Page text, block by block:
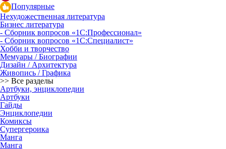
Популярные
Нехудожественная литература
Бизнес литература
- Сборник вопросов «1С:Профессионал»
- Сборник вопросов «1С:Специалист»
Хобби и творчество
Мемуары / Биографии
Дизайн / Архитектура
Живопись / Графика
>> Все разделы
Артбуки, энциклопедии
Артбуки
Гайды
Энциклопедии
Комиксы
Супергероика
Манга
Манга